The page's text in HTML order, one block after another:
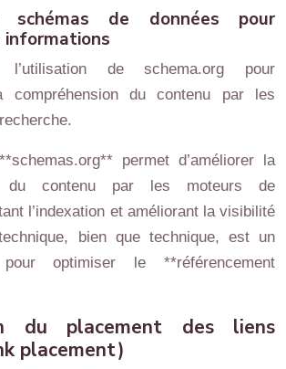
schémas de données pour
l’utilisation de schema.org pour
compréhension du contenu par les
permet d’améliorer la
du contenu par les moteurs de
l’indexation et améliorant la visibilité
bien que technique, est un
optimiser le **référencement
du placement des liens
placement)